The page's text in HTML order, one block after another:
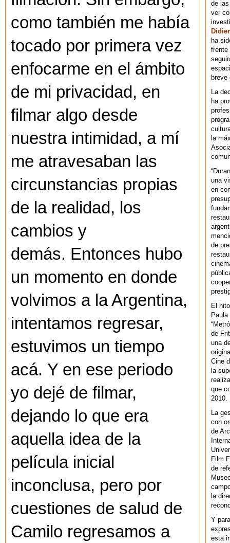
como también me había
tocado por primera vez
enfocarme en el ámbito
de mi privacidad, en
filmar algo desde
nuestra intimidad, a mí
me atravesaban las
circunstancias propias
de la realidad, los
cambios y
demás. Entonces hubo
un momento en donde
volvimos a la Argentina,
intentamos regresar,
estuvimos un tiempo
acá. Y en ese periodo
yo dejé de filmar,
dejando lo que era
aquella idea de la
película inicial
inconclusa, pero por
cuestiones de salud de
Camilo regresamos a
de
ver
Didier
ha
frente
breve
La
ha
la
una
en
de
El
de
una
Cine
la
que
2010.
La
con
de
Film
de
la
Y
esta